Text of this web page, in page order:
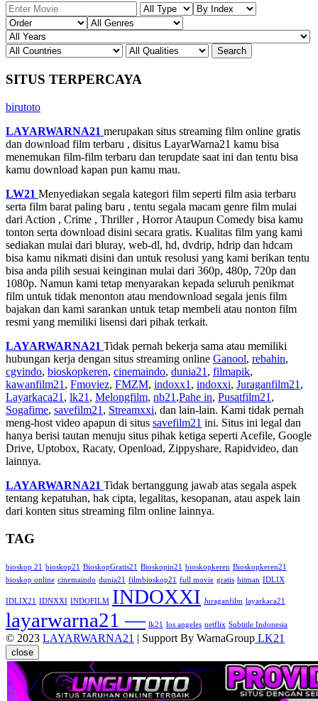
SITUS TERPERCAYA
birutoto
LAYARWARNA21 merupakan situs streaming film online gratis
dan download film terbaru , disitus LayarWarna21 kamu bisa
menemukan film-film terbaru dan terupdate saat ini dan tentu bisa
kamu download kapan pun kamu mau.
LW21 Menyediakan segala kategori film seperti film asia terbaru
serta film barat paling baru , tentu segala macam genre film mulai
dari Action , Crime , Thriller , Horror Ataupun Comedy bisa kamu
tonton serta download disini secara gratis. Kualitas film yang kami
sediakan mulai dari bluray, web-dl, hd, dvdrip, hdrip dan hdcam
bisa kamu nikmati disini dan untuk resolusi yang kami berikan tentu
bisa anda pilih sesuai keinginan mulai dari 360p, 480p, 720p dan
1080p. Namun kami tetap menyarakan kepada seluruh penikmat
film untuk tidak menonton atau mendownload segala jenis film
bajakan dan kami sarankan untuk tetap membeli atau nonton film
resmi yang memiliki lisensi dari pihak terkait.
LAYARWARNA21 Tidak pernah bekerja sama atau memiliki
hubungan kerja dengan situs streaming online Ganool, rebahin,
cgvindo, bioskopkeren, cinemaindo, dunia21 , filmapik,
kawanfilm21 , Fmoviez, FMZM, indoxx1 , indoxxi, Juraganfilm21 ,
Layarkaca21 , lk21 , Melongfilm, nb21 ,Pahe in, Pusatfilm21 ,
Sogafime, savefilm21 , Streamxxi, dan lain-lain. Kami tidak pernah
meng-host video apapun di situs savefilm21 ini. Situs ini legal dan
hanya berisi tautan menuju situs pihak ketiga seperti Acefile, Google
Drive, Uptobox, Racaty, Openload, Zippyshare, Rapidvideo, dan
lainnya.
LAYARWARNA21 Tidak bertanggung jawab atas segala aspek
tentang kepatuhan, hak cipta, legalitas, kesopanan, atau aspek lain
dari konten situs streaming film online lainnya.
TAG
bioskop 21 bioskop21 BioskopGratis21 Bioskopin21 bioskopkeren Bioskopkeren21
bioskop online cinemaindo dunia21 filmbioskop21 full movie gratis hitman IDLIX
IDLIX21 IDNXXI INDOFILM INDOXXI Juraganfilm layarkaca21
layarwarna21 — lk21 los angeles netflix Subtitle Indonesia
© 2023 LAYARWARNA21 | Support By WarnaGroup LK21
close